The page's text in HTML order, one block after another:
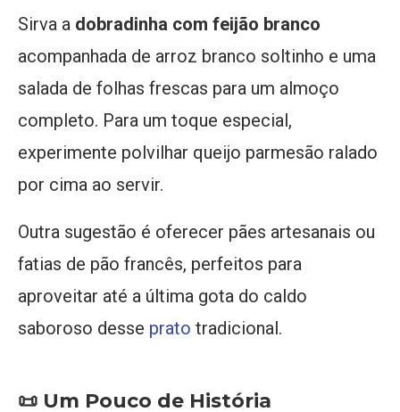
Sirva a dobradinha com feijão branco
acompanhada de arroz branco soltinho e uma
salada de folhas frescas para um almoço
completo. Para um toque especial,
experimente polvilhar queijo parmesão ralado
por cima ao servir.
Outra sugestão é oferecer pães artesanais ou
fatias de pão francês, perfeitos para
aproveitar até a última gota do caldo
saboroso desse prato tradicional.
📜 Um Pouco de História